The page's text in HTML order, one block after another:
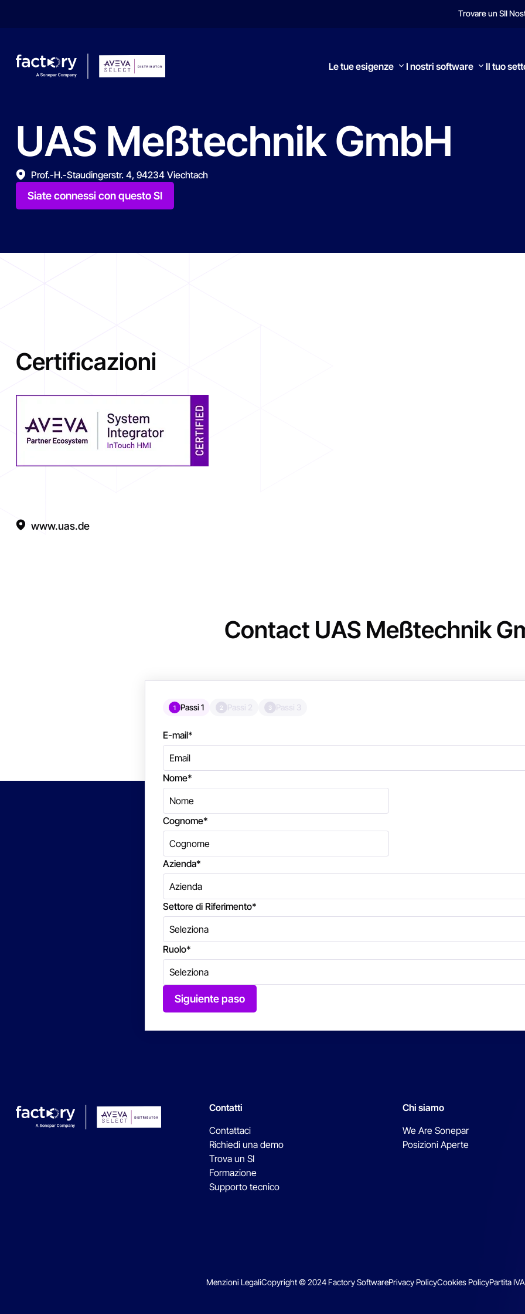
Trovare un SII
Le tue esigenze I nostri software Il tuo
Che cosa sta cercando ?
UAS Meßtechnik GmbH
Prof.-H.-Staudingerstr. 4, 94234 Viechtach
Siate connessi con questo SI
Certificazioni
www.uas.de
Contact UAS Meßtechnik
1 Passi 1 2 Passi 2 3 Passi 3
E-mail*
Nome*
Cognome*
Azienda*
Settore di Riferimento*
Ruolo*
Siguiente paso
Contatti
Contattaci
Richiedi una demo
Trova un SI
Formazione
Supporto tecnico
Chi siamo
We Are Sonepar
Posizioni Aperte
Menzioni LegaliCopyright © 2024 Factory SoftwarePrivacy PolicyCookies PolicyPartita